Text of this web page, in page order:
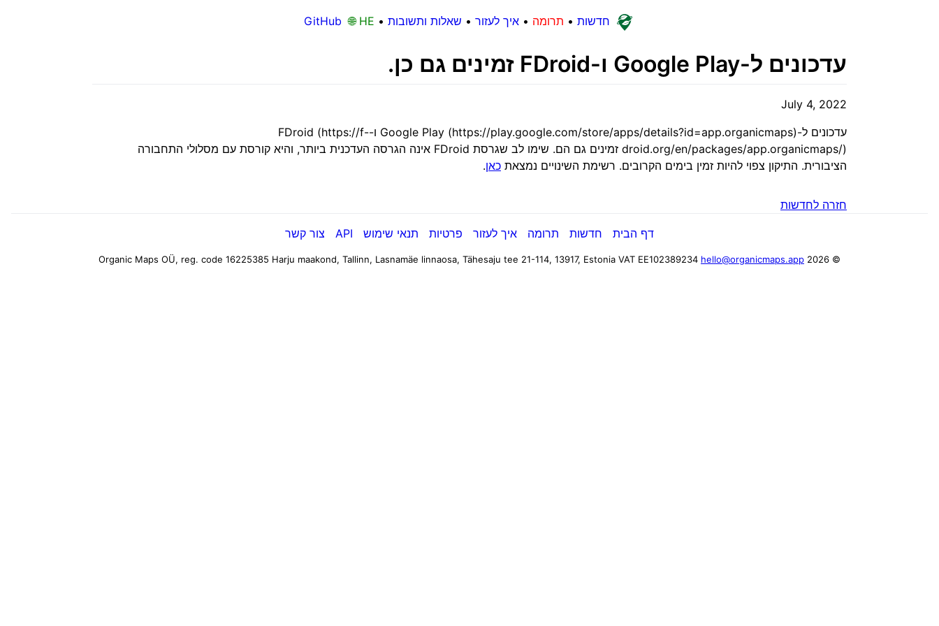
חדשות • תרומה •איך לעזור • שאלות ותשובות •
GitHub 🌐 HE
עדכונים ל-Google Play ו-FDroid זמינים גם כן.
July 4, 2022
עדכונים ל-Google Play (https://play.google.com/store/apps/details?id=app.organicmaps) ו-FDroid (https://f-
droid.org/en/packages/app.organicmaps/) זמינים גם הם. שימו לב שגרסת FDroid אינה הגרסה העדכנית ביותר, והיא קורסת עם מסלולי התחבורה
הציבורית. התיקון צפוי להיות זמין בימים הקרובים. רשימת השינויים נמצאת כאן.
חזרה לחדשות
דף הבית חדשות תרומה איך לעזור פרטיות תנאי שימוש API צור קשר
© 2026 Organic Maps OÜ, reg. code 16225385
Harju maakond, Tallinn, Lasnamäe linnaosa, Tähesaju tee 21-114, 13917, Estonia VAT EE102389234 hello@organicmaps.app